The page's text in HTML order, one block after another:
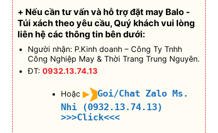
+ Nếu cần tư vấn và hỗ trợđặt may Balo -
Túi xách theo yêu cầu, Quý khách vui lòng
liên hệ các thông tin bên dưới:
Người nhận: P.Kinh doanh – Công Ty Tnhh
Công Nghiệp May & Thời Trang Trung Nguyên.
ĐT: 0932.13.74.13
Hoặc
Goi/Chat Zalo Ms.
Nhi (0932.13.74.13)
>>>Click<<<